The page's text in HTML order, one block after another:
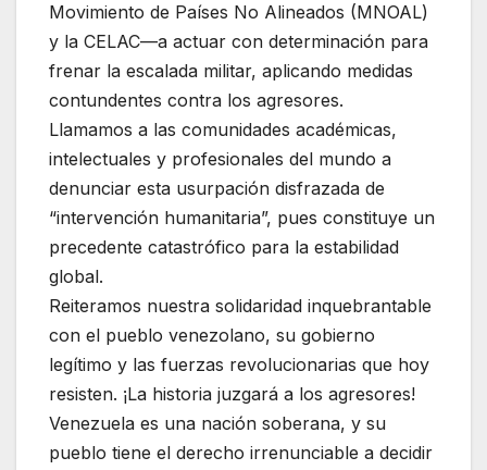
Movimiento de Países No Alineados (MNOAL)
y la CELAC—a actuar con determinación para
frenar la escalada militar, aplicando medidas
contundentes contra los agresores.
Llamamos a las comunidades académicas,
intelectuales y profesionales del mundo a
denunciar esta usurpación disfrazada de
“intervención humanitaria”, pues constituye un
precedente catastrófico para la estabilidad
global.
Reiteramos nuestra solidaridad inquebrantable
con el pueblo venezolano, su gobierno
legítimo y las fuerzas revolucionarias que hoy
resisten. ¡La historia juzgará a los agresores!
Venezuela es una nación soberana, y su
pueblo tiene el derecho irrenunciable a decidir